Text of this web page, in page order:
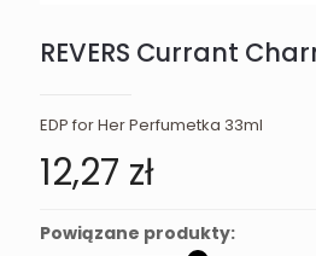
REVERS Currant
EDP for Her Perfumetka 33ml
12,27 zł
Powiązane produkty: